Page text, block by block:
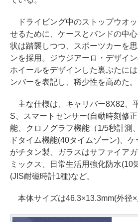
ドライビング中のストップウオ
せるために、ケースとバンドの中
状は踏襲しつつ、スポーツカーを
ンを採用。ジウジアーロ・デザイ
ホイールをデザインした裏ぶたに
ンバーを表記し、稀少性を高めた。
主な仕様は、キャリバー8X82、
S、スマートセンサー(自動時刻修
能、クロノグラフ機能（1/5秒計測
ドタイム機能(40タイムゾーン)、
がチタン製、ガラスはサファイア
ミックス、日常生活用強化防水(10
(JIS耐磁時計1種)など。
本体サイズは46.3×13.3mm(外径×